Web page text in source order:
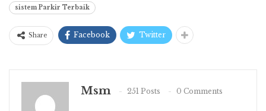
sistem Parkir Terbaik
Share Facebook Twitter
Msm 251 Posts 0 Comments